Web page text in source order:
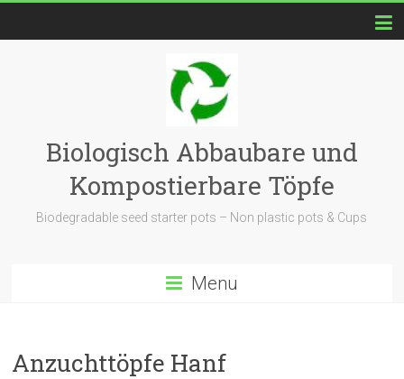
Biologisch Abbaubare und
Kompostierbare Töpfe
Biodegradable seed starter pots – Non plastic pots & Cups
Menu
Anzuchttöpfe Hanf